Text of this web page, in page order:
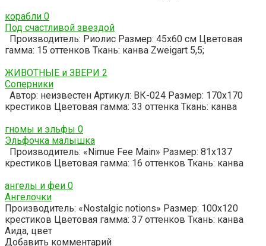
корабли 0
Под счастливой звездой
Производитель: Риолис Размер: 45х60 см Цветовая
гамма: 15 оттенков Ткань: канва Zweigart 5,5;
ЖИВОТНЫЕ и ЗВЕРИ 2
Соперники
Автор: неизвестен Артикул: ВК-024 Размер: 170х170
крестиков Цветовая гамма: 33 оттенка Ткань: канва
гномы и эльфы 0
Эльфочка малышка
Производитель: «Nimue Fee Main» Размер: 81х137
крестиков Цветовая гамма: 16 оттенков Ткань: канва
ангелы и феи 0
Ангелочки
Производитель: «Nostalgic notions» Размер: 100х120
крестиков Цветовая гамма: 37 оттенков Ткань: канва
Аида, цвет
Добавить комментарий